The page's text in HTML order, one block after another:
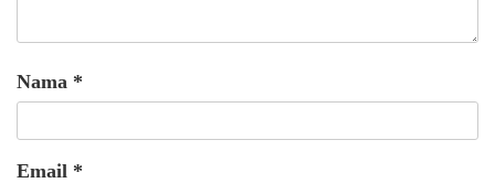
Nama *
Email *